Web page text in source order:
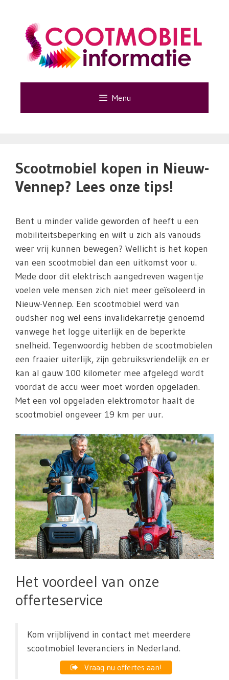
Menu
Scootmobiel kopen in Nieuw-
Vennep? Lees onze tips!
Bent u minder valide geworden of heeft u een
mobiliteitsbeperking en wilt u zich als vanouds
weer vrij kunnen bewegen? Wellicht is het kopen
van een scootmobiel dan een uitkomst voor u.
Mede door dit elektrisch aangedreven wagentje
voelen vele mensen zich niet meer geïsoleerd in
Nieuw-Vennep. Een scootmobiel werd van
oudsher nog wel eens invalidekarretje genoemd
vanwege het logge uiterlijk en de beperkte
snelheid. Tegenwoordig hebben de scootmobielen
een fraaier uiterlijk, zijn gebruiksvriendelijk en er
kan al gauw 100 kilometer mee afgelegd wordt
voordat de accu weer moet worden opgeladen.
Met een vol opgeladen elektromotor haalt de
scootmobiel ongeveer 19 km per uur.
Het voordeel van onze
offerteservice
Kom vrijblijvend in contact met meerdere
scootmobiel leveranciers in Nederland.
Vraag nu offertes aan!